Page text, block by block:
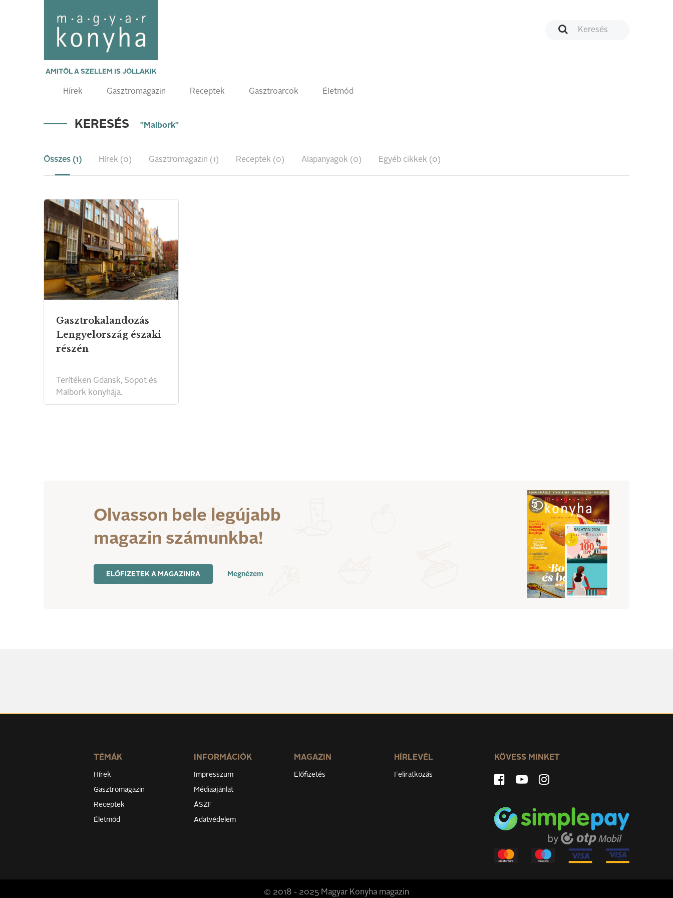
AMITŐL A SZELLEM IS JÓLLAKIK
Hírek Gasztromagazin Receptek Gasztroarcok Életmód
KERESÉS "Malbork"
Összes (1) Hírek (0) Gasztromagazin (1) Receptek (0) Alapanyagok (0) Egyéb cikkek (0)
Gasztrokalandozás
Lengyelország északi
részén
Terítéken Gdansk, Sopot és
Malbork konyhája.
Olvasson bele legújabb
magazin számunkba!
ELŐFIZETEK A MAGAZINRA Megnézem
TÉMÁK
Hírek
Gasztromagazin
Receptek
Életmód
INFORMÁCIÓK
Impresszum
Médiaajánlat
ÁSZF
Adatvédelem
MAGAZIN
Előfizetés
HÍRLEVÉL
Feliratkozás
KÖVESS MINKET
© 2018 - 2025 Magyar Konyha magazin